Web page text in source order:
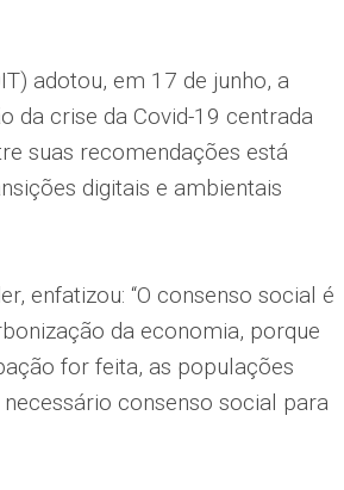
adotou, em 17 de junho, a
da crise da Covid-19 centrada
suas recomendações está
digitais e ambientais
enfatizou: “O consenso social é
da economia, porque
for feita, as populações
consenso social para